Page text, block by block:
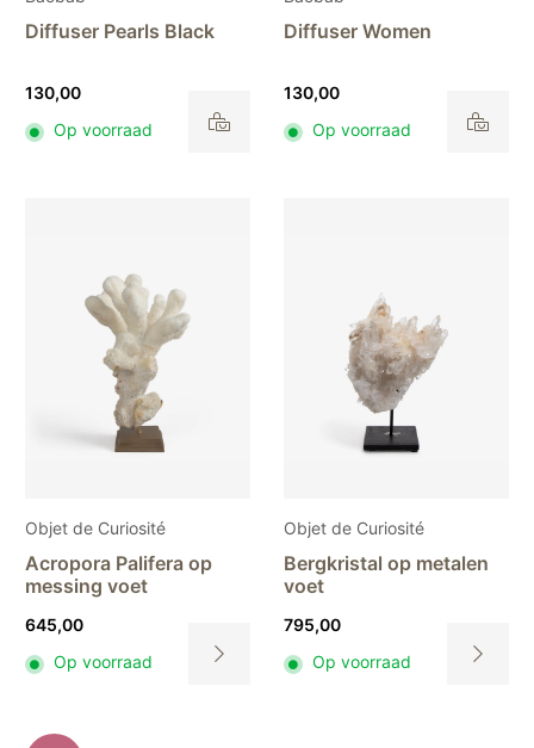
Diffuser Pearls Black
130,00
Op voorraad
Diffuser Women
130,00
Op voorraad
Objet de Curiosité
Acropora Palifera op
messing voet
645,00
Op voorraad
Objet de Curiosité
Bergkristal op metalen
voet
795,00
Op voorraad